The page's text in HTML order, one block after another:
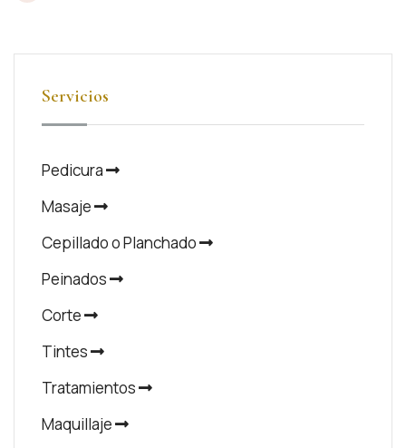
Servicios
Pedicura
Masaje
Cepillado o Planchado
Peinados
Corte
Tintes
Tratamientos
Maquillaje